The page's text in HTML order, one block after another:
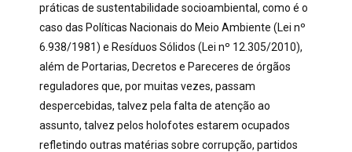
práticas de sustentabilidade socioambiental, como é o
caso das Políticas Nacionais do Meio Ambiente (Lei nº
6.938/1981) e Resíduos Sólidos (Lei nº 12.305/2010),
além de Portarias, Decretos e Pareceres de órgãos
reguladores que, por muitas vezes, passam
despercebidas, talvez pela falta de atenção ao
assunto, talvez pelos holofotes estarem ocupados
refletindo outras matérias sobre corrupção, partidos